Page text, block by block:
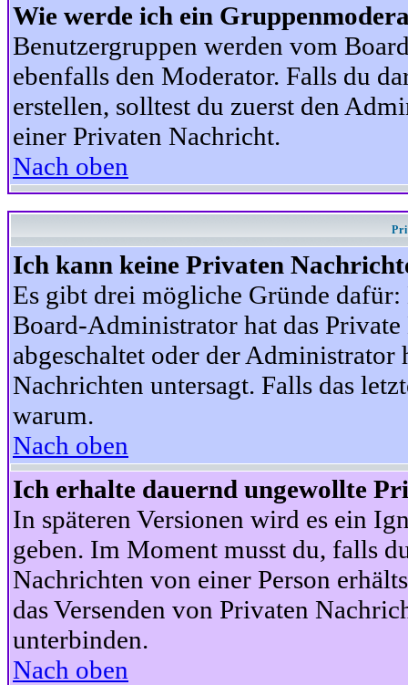
Wie werde ich ein
Benutzergruppen werden vom
ebenfalls den Moderator. Falls du
erstellen, solltest du zuerst den
einer Privaten Nachricht.
Nach oben
Ich kann keine Privaten
Es gibt drei mögliche Gründe
Board-Administrator hat das
abgeschaltet oder der
Nachrichten untersagt. Falls das
warum.
Nach oben
Ich erhalte dauernd ungewollte
In späteren Versionen wird es ein
geben. Im Moment musst du, falls
Nachrichten von einer Person
das Versenden von Privaten
unterbinden.
Nach oben